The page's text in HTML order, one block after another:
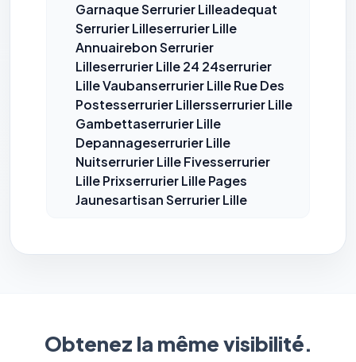
Garnaque Serrurier Lilleadequat
Serrurier Lilleserrurier Lille
Annuairebon Serrurier
Lilleserrurier Lille 24 24serrurier
Lille Vaubanserrurier Lille Rue Des
Postesserrurier Lillersserrurier Lille
Gambettaserrurier Lille
Depannageserrurier Lille
Nuitserrurier Lille Fivesserrurier
Lille Prixserrurier Lille Pages
Jaunesartisan Serrurier Lille
Obtenez la même visibilité.
Cookies essentiels TOUJOURS ACTIF
Nécessaires au fonctionnement du site : session, sécurité,
mémorisation de vos choix de consentement. Ils ne
mesurer l'efficacité de nos campagnes (Google Ads,